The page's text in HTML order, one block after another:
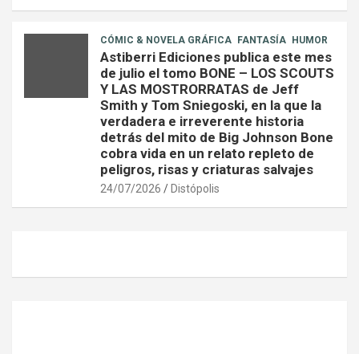
CÓMIC & NOVELA GRÁFICA FANTASÍA HUMOR
Astiberri Ediciones publica este mes
de julio el tomo BONE – LOS SCOUTS
Y LAS MOSTRORRATAS de Jeff
Smith y Tom Sniegoski, en la que la
verdadera e irreverente historia
detrás del mito de Big Johnson Bone
cobra vida en un relato repleto de
peligros, risas y criaturas salvajes
24/07/2026 Distópolis